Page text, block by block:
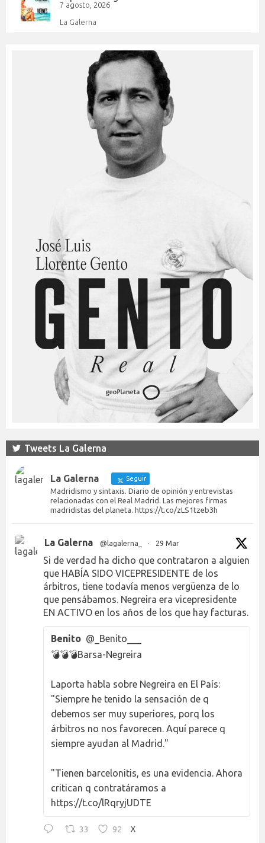
7 agosto, 2026
La Galerna
Tweets La Galerna
La Galerna Seguir
Madridismo y sintaxis. Diario de opinión y entrevistas
relacionadas con el Real Madrid. Las mejores firmas
madridistas del planeta. https://t.co/zLS1tzeb3h
La Galerna @lagalerna_ · 29 Mar
Si de verdad ha dicho que contrataron a alguien
que HABÍA SIDO VICEPRESIDENTE de los
árbitros, tiene todavía menos vergüenza de lo
que pensábamos. Negreira era vicepresidente
EN ACTIVO en los años de los que hay facturas.
Benito @_Benito___
💣💣💣Barsa-Negreira
Laporta habla sobre Negreira en El País:
"Siempre he tenido la sensación de q
debemos ser muy superiores, porq los
árbitros no nos favorecen. Aquí parece q
siempre ayudan al Madrid."
"Tienen barcelonitis, es una evidencia. Ahora
critican q contratáramos a
https://t.co/lRqryjUDTE
33 92 X